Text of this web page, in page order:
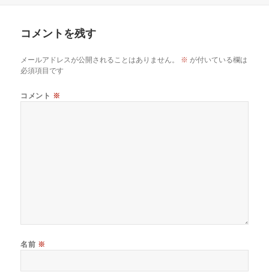
コメントを残す
メールアドレスが公開されることはありません。 ※ が付いている欄は
必須項目です
コメント ※
名前 ※